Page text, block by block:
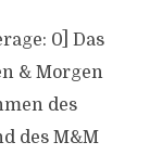
0] Das
& Morgen
des
des M&M